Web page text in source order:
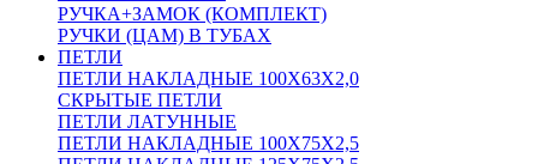
РУЧКА+ЗАМОК (КОМПЛЕКТ)
РУЧКИ (ЦАМ) В ТУБАХ
ПЕТЛИ
ПЕТЛИ НАКЛАДНЫЕ 100Х63Х2,0
СКРЫТЫЕ ПЕТЛИ
ПЕТЛИ ЛАТУННЫЕ
ПЕТЛИ НАКЛАДНЫЕ 100Х75Х2,5